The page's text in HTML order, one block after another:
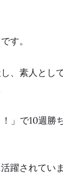
す。
、素人とし
」で10週勝
躍されていま